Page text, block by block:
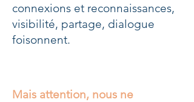
connexions et reconnaissances,
visibilité, partage, dialogue
foisonnent.
Mais attention, nous ne